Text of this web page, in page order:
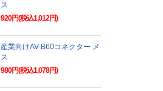
ス
920円(税込1,012円)
産業向けAV-B60コネクター メ
ス
980円(税込1,078円)